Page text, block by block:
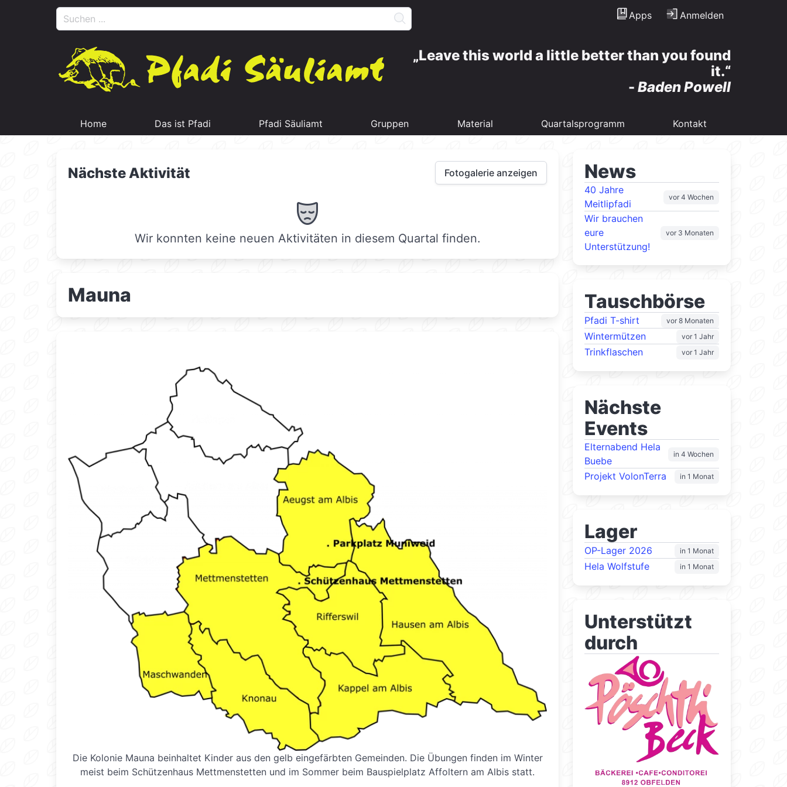
Apps Anmelden
Leave this world a little better than you found
it.
- Baden Powell
Home Das ist Pfadi Pfadi Säuliamt Gruppen Material Quartalsprogramm Kontakt
Nächste Aktivität Fotogalerie anzeigen
Wir konnten keine neuen Aktivitäten in diesem Quartal finden.
Mauna
Die Kolonie Mauna beinhaltet Kinder aus den gelb eingefärbten Gemeinden. Die Übungen finden im Winter
meist beim Schützenhaus Mettmenstetten und im Sommer beim Bauspielplatz Affoltern am Albis statt.
News
40 Jahre
Meitlipfadi
vor 4 Wochen
Wir brauchen
eure
Unterstützung!
vor 3 Monaten
Tauschbörse
Pfadi T-shirt vor 8 Monaten
Wintermützen vor 1 Jahr
Trinkflaschen vor 1 Jahr
Nächste
Events
Elternabend Hela
Buebe
in 4 Wochen
Projekt VolonTerra in 1 Monat
Lager
OP-Lager 2026 in 1 Monat
Hela Wolfstufe in 1 Monat
Unterstützt
durch